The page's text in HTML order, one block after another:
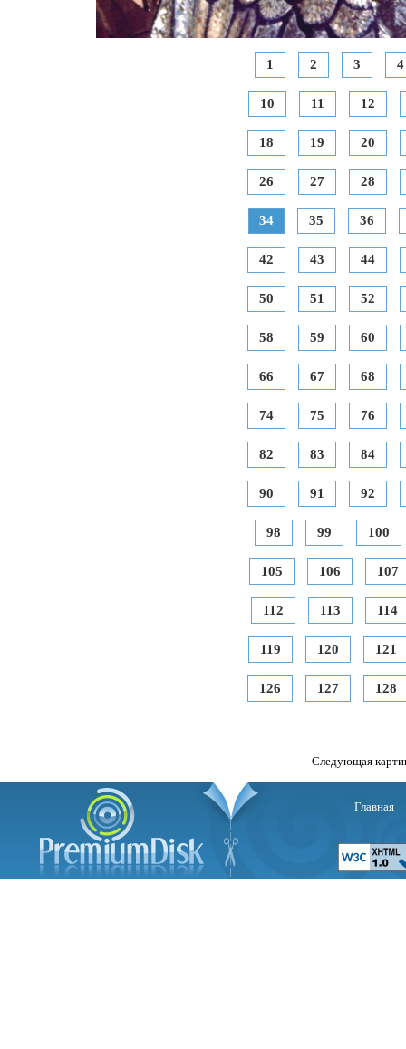
1 2 3 4
10 11 12
18 19 20
26 27 28
34 35 36
42 43 44
50 51 52
58 59 60
66 67 68
74 75 76
82 83 84
90 91 92
98 99 100
105 106 107
112 113 114
119 120 121
126 127 128
Следующая
Главная